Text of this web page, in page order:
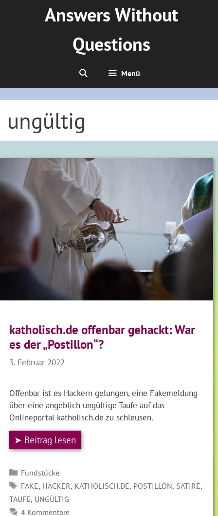
Answers Without
Questions
Menü
ungültig
katholisch.de offenbar gehackt: War
es der „Postillon“?
3. Februar 2022
Offenbar ist es Hackern gelungen, eine Fakemeldung
über eine angeblich ungültige Taufe auf das
Onlineportal katholisch.de zu schleusen.
➤ Beitrag lesen
Kategorien
Fundstücke
SCHLAGWÖRTER
FAKE, HACKER, KATHOLISCH.DE, POSTILLON, SATIRE,
TAUFE, UNGÜLTIG
4 Kommentare